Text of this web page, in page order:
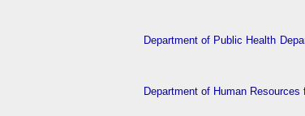
Department of Public Health
Department of Human Resources